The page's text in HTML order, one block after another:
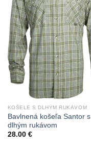
KOŠELE S DLHÝM RUKÁVOM
Bavlnená košeľa Santor s
dlhým rukávom
28.00 €